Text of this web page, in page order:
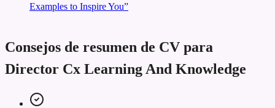
Examples to Inspire You”
Consejos de resumen de CV para
Director Cx Learning And Knowledge